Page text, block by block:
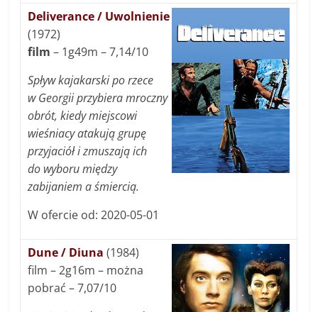
Deliverance / Uwolnienie
(1972)
film – 1g49m – 7,14/10
Spływ kajakarski po rzece
w Georgii przybiera mroczny
obrót, kiedy miejscowi
wieśniacy atakują grupę
przyjaciół i zmuszają ich
do wyboru między
zabijaniem a śmiercią.
W ofercie od: 2020-05-01
Dune / Diuna (1984)
film – 2g16m – można
pobrać – 7,07/10